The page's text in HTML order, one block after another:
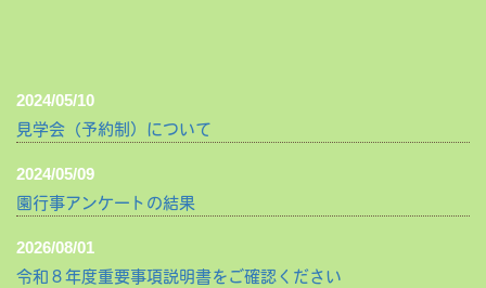
2024/05/10
見学会（予約制）について
2024/05/09
園行事アンケートの結果
2026/08/01
令和８年度重要事項説明書をご確認ください